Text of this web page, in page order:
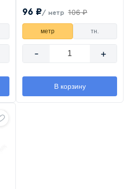
96 ₽/ метр 106 ₽
метр тн.
- +
В корзину